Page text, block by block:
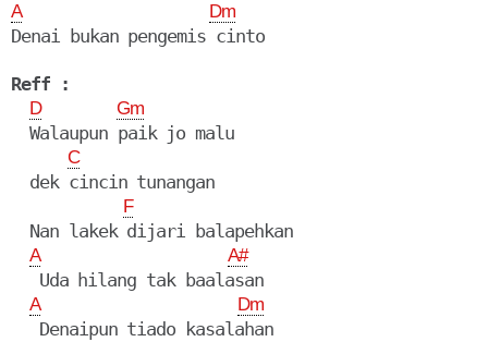
A Dm
Denai bukan pengemis cinto
Reff :
D Gm
  Walaupun paik jo malu
C
  dek cincin tunangan
F
  Nan lakek dijari balapehkan
A A#
   Uda hilang tak baalasan
A Dm
   Denaipun tiado kasalahan